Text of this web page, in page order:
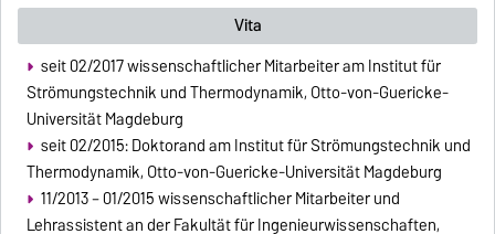
Vita
seit 02/2017 wissenschaftlicher Mitarbeiter am Institut für
Strömungstechnik und Thermodynamik, Otto-von-Guericke-
Universität Magdeburg
seit 02/2015: Doktorand am Institut für Strömungstechnik und
Thermodynamik, Otto-von-Guericke-Universität Magdeburg
11/2013 – 01/2015 wissenschaftlicher Mitarbeiter und
Lehrassistent an der Fakultät für Ingenieurwissenschaften,